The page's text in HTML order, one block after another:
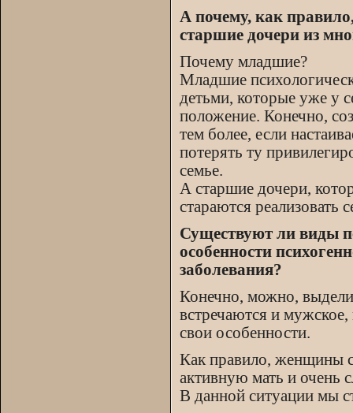
А почему, как
старшие дочери из
Почему младшие?
Младшие
детьми, которые уже у
положение. Конечно,
тем более, если
потерять ту
семье.
А старшие дочери,
стараются реализовать
Существуют ли виды
особенности
заболевания?
Конечно, можно,
встречаются и
свои особенности.
Как правило, женщины
активную мать и очень
В данной ситуации мы